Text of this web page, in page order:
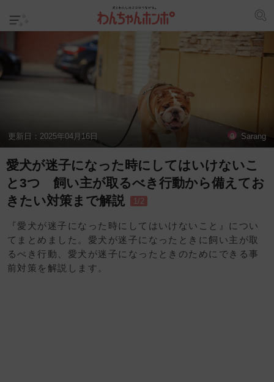
更新日： 2025年04月16日 Sarang
愛犬が迷子になった時にしてはいけないこ
と3つ 飼い主が取るべき行動から備えてお
きたい対策まで解説
1/2
『愛犬が迷子になった時にしてはいけないこと』につい
てまとめました。愛犬が迷子になったときに飼い主が取
るべき行動、愛犬が迷子になったときのためにできる事
前対策を解説します。